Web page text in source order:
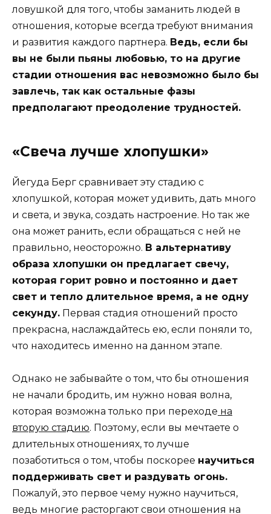
ловушкой для того, чтобы заманить людей в
отношения, которые всегда требуют внимания
и развития каждого партнера. Ведь, если бы
вы не были пьяны любовью, то на другие
стадии отношения вас невозможно было бы
завлечь, так как остальные фазы
предполагают преодоление трудностей.
«Свеча лучше хлопушки»
Йегуда Берг сравнивает эту стадию с
хлопушкой, которая может удивить, дать много
и света, и звука, создать настроение. Но так же
она может ранить, если обращаться с ней не
правильно, неосторожно. В альтернативу
образа хлопушки он предлагает свечу,
которая горит ровно и постоянно и дает
свет и тепло длительное время, а не одну
секунду. Первая стадия отношений просто
прекрасна, наслаждайтесь ею, если поняли то,
что находитесь именно на данном этапе.
Однако не забывайте о том, что бы отношения
не начали бродить, им нужно новая волна,
которая возможна только при переходе на
вторую стадию. Поэтому, если вы мечтаете о
длительных отношениях, то лучше
позаботиться о том, чтобы поскорее научиться
поддерживать свет и раздувать огонь.
Пожалуй, это первое чему нужно научиться,
ведь многие расторгают свои отношения на